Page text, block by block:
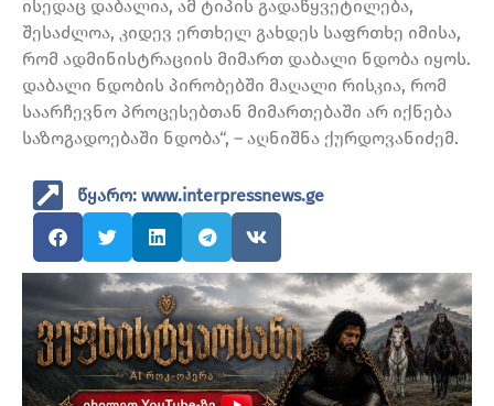
ისედაც დაბალია, ამ ტიპის გადაწყვეტილება,
შესაძლოა, კიდევ ერთხელ გახდეს საფრთხე იმისა,
რომ ადმინისტრაციის მიმართ დაბალი ნდობა იყოს.
დაბალი ნდობის პირობებში მაღალი რისკია, რომ
საარჩევნო პროცესებთან მიმართებაში არ იქნება
საზოგადოებაში ნდობა“, – აღნიშნა ქურდოვანიძემ.
წყარო: www.interpressnews.ge